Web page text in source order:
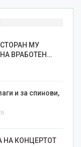
МУ
ВРАБОТЕН…
и за спинови,
НА КОНЦЕРТОТ